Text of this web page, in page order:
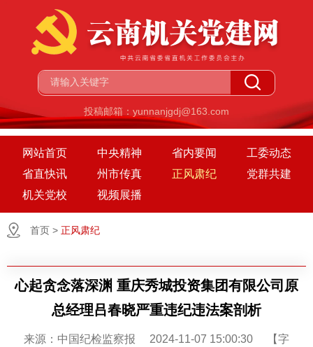
投稿邮箱：yunnanjgdj@163.com
网站首页 中央精神 省内要闻
工委动态
省直快讯
州市传真 正风肃纪
党群共建
机关党校
视频展播
首页 > 正风肃纪
心起贪念落深渊 重庆秀城投资集团有限公司原
总经理吕春晓严重违纪违法案剖析
来源：中国纪检监察报 2024-11-07 15:00:30 【字